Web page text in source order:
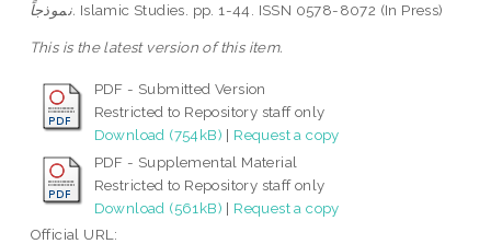
نموذجاً. Islamic Studies. pp. 1-44. ISSN 0578-8072 (In Press)
This is the latest version of this item.
PDF - Submitted Version
Restricted to Repository staff only
Download (754kB) | Request a copy
PDF - Supplemental Material
Restricted to Repository staff only
Download (561kB) | Request a copy
Official URL: